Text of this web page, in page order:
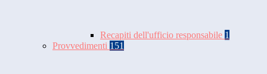
Recapiti dell'ufficio responsabile 1
Provvedimenti 151